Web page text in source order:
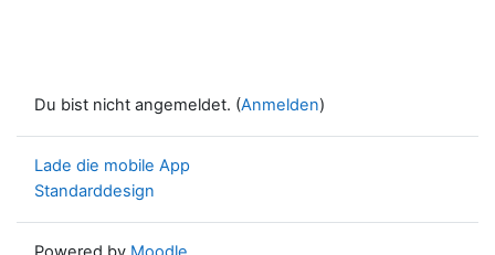
Du bist nicht angemeldet. (Anmelden)
Lade die mobile App
Standarddesign